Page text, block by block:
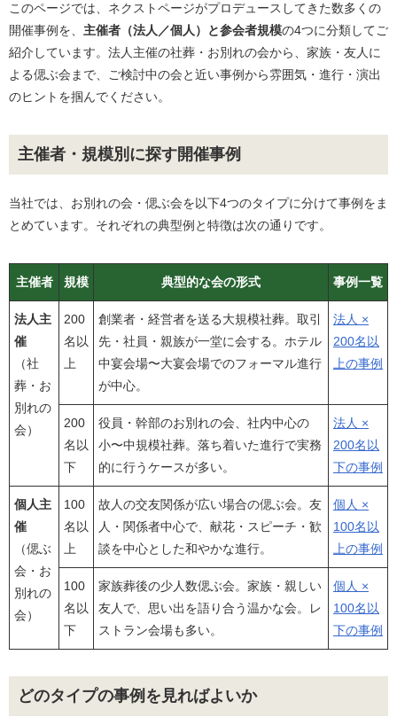
このページでは、ネクストページがプロデュースしてきた数多くの
開催事例を、 主催者（法人／個人）と参会者規模の4つに分類してご
紹介しています。法人主催の社葬・お別れの会から、家族・友人に
よる偲ぶ会まで、ご検討中の会と近い事例から雰囲気・進行・演出
のヒントを掴んでください。
主催者・規模別に探す開催事例
当社では、お別れの会・偲ぶ会を以下4つのタイプに分けて事例をま
とめています。それぞれの典型例と特徴は次の通りです。
主催者 規模 典型的な会の形式 事例一覧
法人主
催
（社
葬・お
別れの
会）
200
名以
上
創業者・経営者を送る大規模社葬。取引
先・社員・親族が一堂に会する。ホテル
中宴会場〜大宴会場でのフォーマル進行
が中心。
法人 ×
200名以
上の事例
200
名以
下
役員・幹部のお別れの会、社内中心の
小〜中規模社葬。落ち着いた進行で実務
的に行うケースが多い。
法人 ×
200名以
下の事例
個人主
催
（偲ぶ
会・お
別れの
会）
100
名以
上
故人の交友関係が広い場合の偲ぶ会。友
人・関係者中心で、献花・スピーチ・歓
談を中心とした和やかな進行。
個人 ×
100名以
上の事例
100
名以
下
家族葬後の少人数偲ぶ会。家族・親しい
友人で、思い出を語り合う温かな会。レ
ストラン会場も多い。
個人 ×
100名以
下の事例
どのタイプの事例を見ればよいか